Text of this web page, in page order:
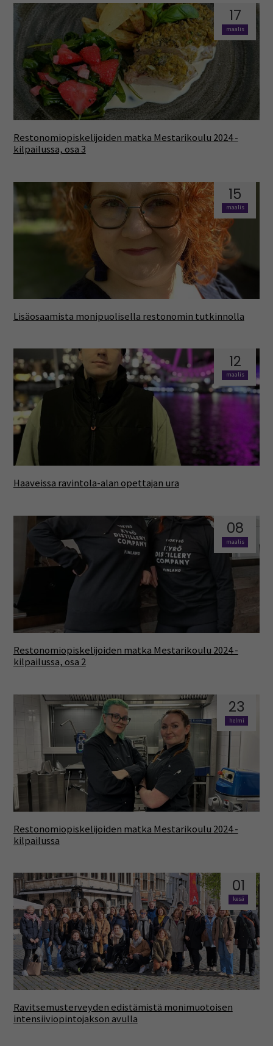
17
maalis
Restonomiopiskelijoiden matka Mestarikoulu 2024 -
kilpailussa, osa 3
15
maalis
Lisäosaamista monipuolisella restonomin tutkinnolla
12
maalis
Haaveissa ravintola-alan opettajan ura
08
maalis
Restonomiopiskelijoiden matka Mestarikoulu 2024 -
kilpailussa, osa 2
23
helmi
Restonomiopiskelijoiden matka Mestarikoulu 2024 -
kilpailussa
01
kesä
Ravitsemusterveyden edistämistä monimuotoisen
intensiiviopintojakson avulla